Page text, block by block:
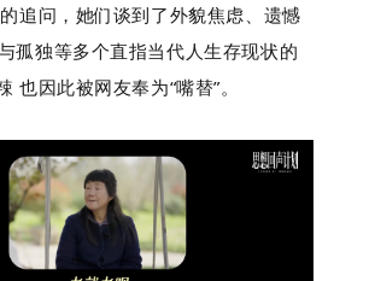
追问，她们谈到了外貌焦虑、遗憾
孤独等多个直指当代人生存现状的
也因此被网友奉为“嘴替”。